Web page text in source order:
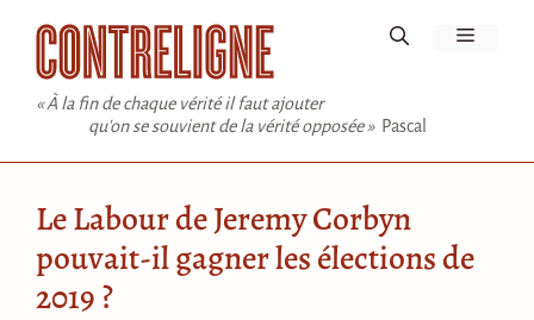
contenu
« À la fin de chaque vérité il faut ajouter
qu'on se souvient de la vérité opposée » Pascal
Menu
Le Labour de Jeremy Corbyn
pouvait-il gagner les élections de
2019 ?